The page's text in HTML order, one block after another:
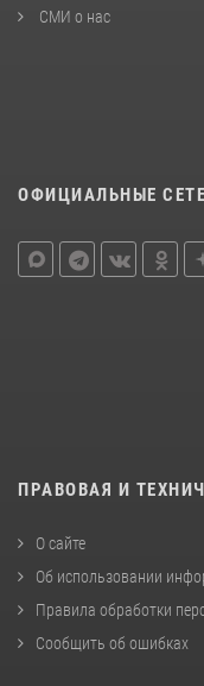
СМИ о нас
ОФИЦИАЛЬНЫЕ
ПРАВОВАЯ И
О сайте
Об использовании
Правила обработки
Сообщить об ошибках